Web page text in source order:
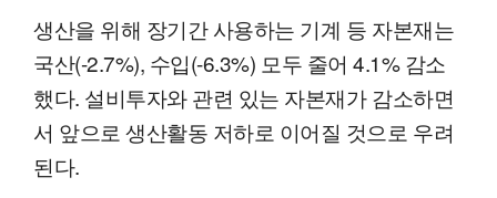
생산을 위해 장기간 사용하는 기계 등 자본재는
국산(-2.7%), 수입(-6.3%) 모두 줄어 4.1% 감소
했다. 설비투자와 관련 있는 자본재가 감소하면
서 앞으로 생산활동 저하로 이어질 것으로 우려
된다.